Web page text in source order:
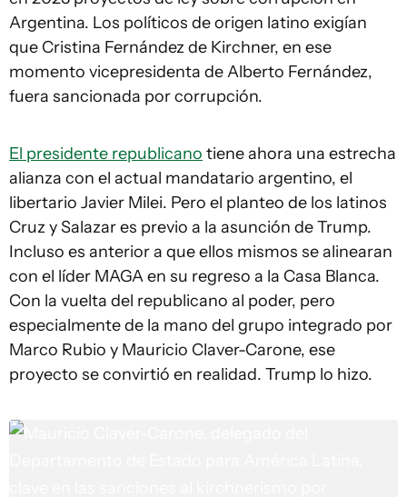
Argentina. Los políticos de origen latino exigían
que Cristina Fernández de Kirchner, en ese
momento vicepresidenta de Alberto Fernández,
fuera sancionada por corrupción.
El presidente republicano tiene ahora una estrecha
alianza con el actual mandatario argentino, el
libertario Javier Milei. Pero el planteo de los latinos
Cruz y Salazar es previo a la asunción de Trump.
Incluso es anterior a que ellos mismos se alinearan
con el líder MAGA en su regreso a la Casa Blanca.
Con la vuelta del republicano al poder, pero
especialmente de la mano del grupo integrado por
Marco Rubio y Mauricio Claver-Carone, ese
proyecto se convirtió en realidad. Trump lo hizo.